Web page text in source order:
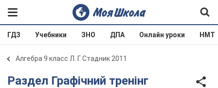
ГДЗ Учебники ЗНО ДПА Онлайн уроки НМТ
Алгебра 9 класс Л. Г. Стадник 2011
Раздел Графічний тренінг